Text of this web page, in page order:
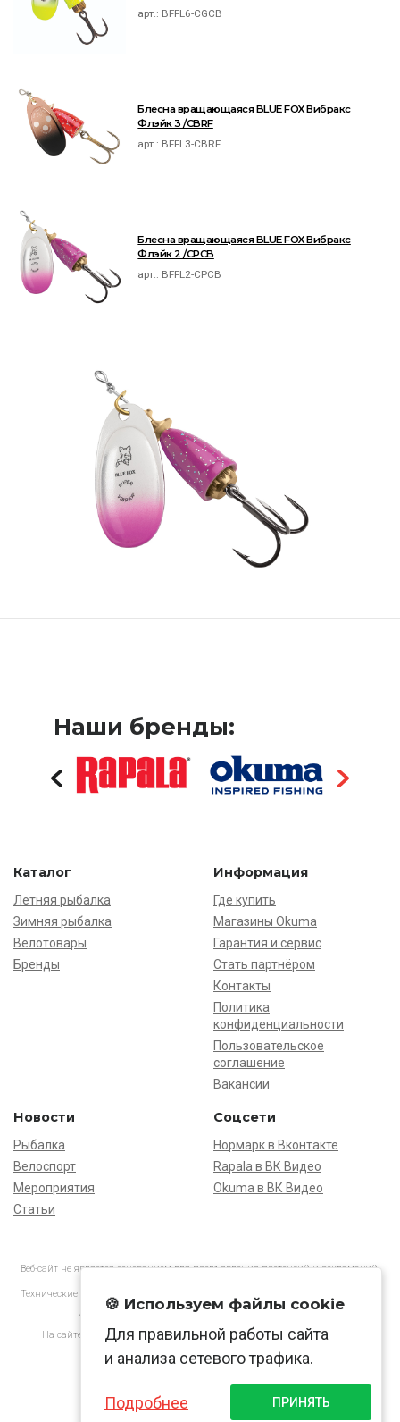
арт.: BFFL6-CGCB
Блесна вращающаяся BLUE FOX Вибракс
Флэйк 3 /CBRF
арт.: BFFL3-CBRF
Блесна вращающаяся BLUE FOX Вибракс
Флэйк 2 /CPCB
арт.: BFFL2-CPCB
Наши бренды:
Каталог
Летняя рыбалка
Зимняя рыбалка
Велотовары
Бренды
Информация
Где купить
Магазины Okuma
Гарантия и сервис
Стать партнёром
Контакты
Политика
конфиденциальности
Пользовательское
соглашение
Вакансии
Новости
Рыбалка
Велоспорт
Мероприятия
Статьи
Соцсети
Нормарк в Вконтакте
Rapala в ВК Видео
Okuma в ВК Видео
Веб-сайт не является основанием для предъявления претензий и рекламаций,
Технические характеристики товаров могут отличаться от указанных на сайте.
АО «Нормарк» ИНН 7728172512 ОГРН 1037739603505
На сайте применяютсярекомендательные технологиив соответствии
🍪 Используем файлы cookie
Для правильной работы сайта
и анализа сетевого трафика.
Подробнее ПРИНЯТЬ